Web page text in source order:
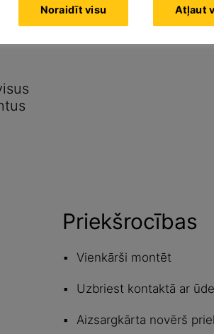
Priekšrocības
Vienkārši montēt
Uzbriest kontaktā ar
Aizsargkārta novērš
Noraidīt visu Atļaut